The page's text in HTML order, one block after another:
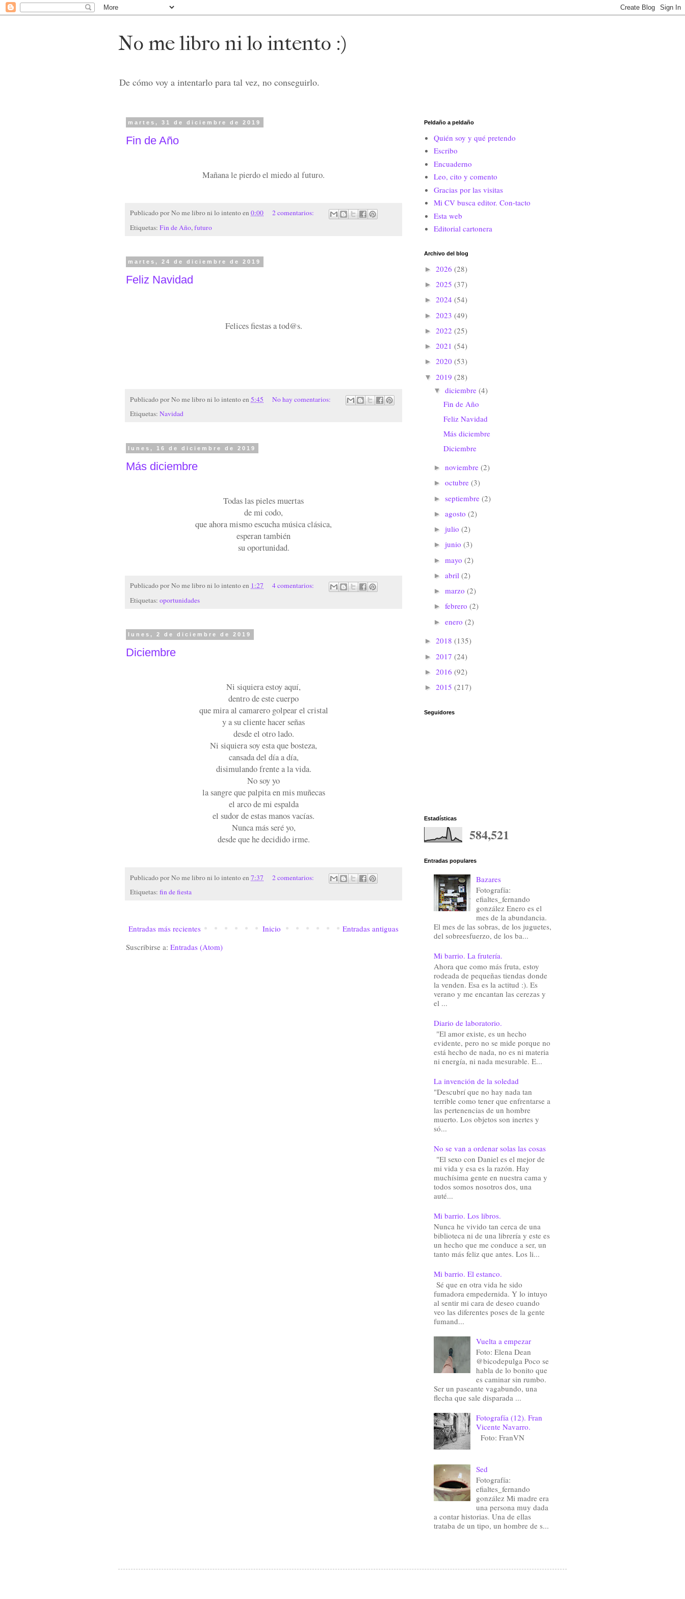
No me libro ni lo intento :)
De cómo voy a intentarlo para tal vez, no conseguirlo.
martes, 31 de diciembre de 2019
Fin de Año
Mañana le pierdo el miedo al futuro.
Publicado porNo me libro ni lo intentoen 0:00
2 comentarios:
Etiquetas: Fin de Año, futuro
martes, 24 de diciembre de 2019
Feliz Navidad
Felices fiestas a tod@s.
Publicado porNo me libro ni lo intentoen 5:45
No hay comentarios:
Etiquetas: Navidad
lunes, 16 de diciembre de 2019
Más diciembre
Todas las pieles muertas
de mi codo,
que ahora mismo escucha música clásica,
esperan también
su oportunidad.
Publicado porNo me libro ni lo intentoen 1:27
4 comentarios:
Etiquetas: oportunidades
lunes, 2 de diciembre de 2019
Diciembre
Ni siquiera estoy aquí,
dentro de este cuerpo
que mira al camarero golpear el cristal
y a su cliente hacer señas
desde el otro lado.
Ni siquiera soy esta que bosteza,
cansada del día a día,
disimulando frente a la vida.
No soy yo
la sangre que palpita en mis muñecas
el arco de mi espalda
el sudor de estas manos vacías.
Nunca más seré yo,
desde que he decidido irme.
Publicado porNo me libro ni lo intentoen 7:37
2 comentarios:
Etiquetas: fin de fiesta
Entradas más recientes Entradas antiguas
Inicio
Suscribirse a: Entradas (Atom)
Peldaño a peldaño
Quién soy y qué pretendo
Escribo
Encuaderno
Leo, cito y comento
Gracias por las visitas
Mi CV busca editor. Con-tacto
Esta web
Editorial cartonera
Archivo del blog
► 2026 (28)
► 2025 (37)
► 2024 (54)
► 2023 (49)
► 2022 (25)
► 2021 (54)
► 2020 (53)
▼ 2019 (28)
▼ diciembre (4)
Fin de Año
Feliz Navidad
Más diciembre
Diciembre
► noviembre (2)
► octubre (3)
► septiembre (2)
► agosto (2)
► julio (2)
► junio (3)
► mayo (2)
► abril (2)
► marzo (2)
► febrero (2)
► enero (2)
► 2018 (135)
► 2017 (24)
► 2016 (92)
► 2015 (217)
Seguidores
Estadísticas
584,521
Entradas populares
Bazares
Fotografía:
efialtes_fernando
gonzález Enero es el
mes de la abundancia.
El mes de las sobras, de los juguetes,
del sobreesfuerzo, de los ba...
Mi barrio. La frutería.
Ahora que como más fruta, estoy
rodeada de pequeñas tiendas donde
la venden. Esa es la actitud :). Es
verano y me encantan las cerezas y
el ...
Diario de laboratorio.
"El amor existe, es un hecho
evidente, pero no se mide porque no
está hecho de nada, no es ni materia
ni energía, ni nada mesurable. E...
La invención de la soledad
"Descubrí que no hay nada tan
terrible como tener que enfrentarse a
las pertenencias de un hombre
muerto. Los objetos son inertes y
só...
No se van a ordenar solas las cosas
"El sexo con Daniel es el mejor de
mi vida y esa es la razón. Hay
muchísima gente en nuestra cama y
todos somos nosotros dos, una
auté...
Mi barrio. Los libros.
Nunca he vivido tan cerca de una
biblioteca ni de una librería y este es
un hecho que me conduce a ser, un
tanto más feliz que antes. Los li...
Mi barrio. El estanco.
Sé que en otra vida he sido
fumadora empedernida. Y lo intuyo
al sentir mi cara de deseo cuando
veo las diferentes poses de la gente
fumand...
Vuelta a empezar
Foto: Elena Dean
@bicodepulga Poco se
habla de lo bonito que
es caminar sin rumbo.
Ser un paseante vagabundo, una
flecha que sale disparada ...
Fotografía (12). Fran
Vicente Navarro.
Foto: FranVN
Sed
Fotografía:
efialtes_fernando
gonzález Mi madre era
una persona muy dada
a contar historias. Una de ellas
trataba de un tipo, un hombre de s...